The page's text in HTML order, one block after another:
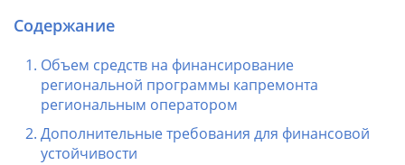
Содержание
Объем средств на финансирование
региональной программы капремонта
региональным оператором
Дополнительные требования для финансовой
устойчивости